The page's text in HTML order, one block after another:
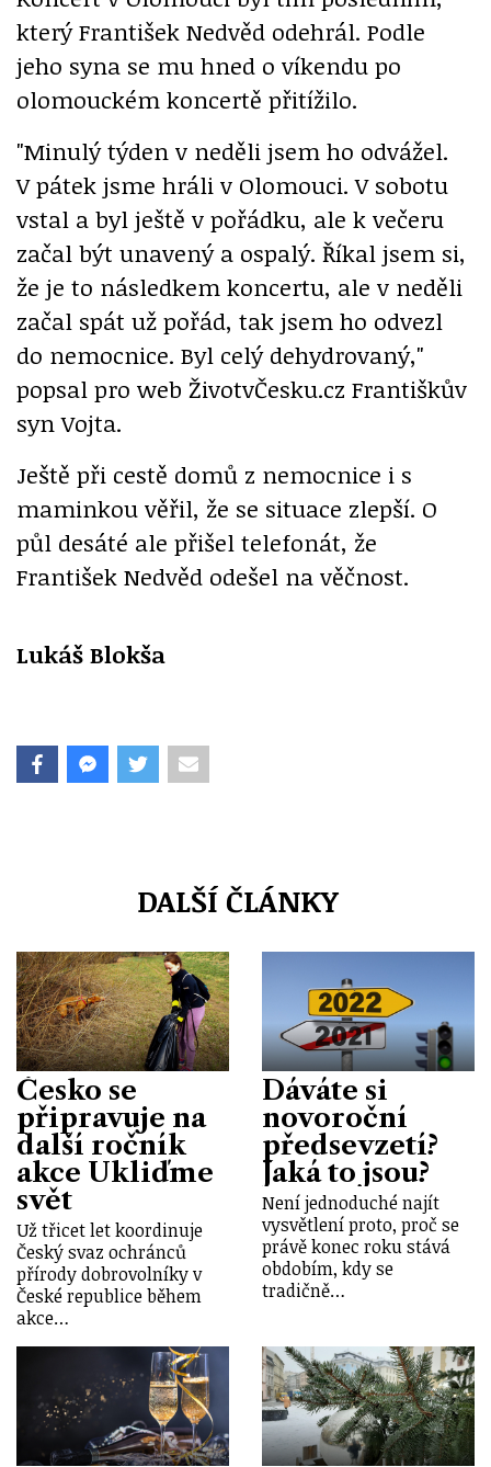
který František Nedvěd odehrál. Podle
jeho syna se mu hned o víkendu po
olomouckém koncertě přitížilo.
"Minulý týden v neděli jsem ho odvážel.
V pátek jsme hráli v Olomouci. V sobotu
vstal a byl ještě v pořádku, ale k večeru
začal být unavený a ospalý. Říkal jsem si,
že je to následkem koncertu, ale v neděli
začal spát už pořád, tak jsem ho odvezl
do nemocnice. Byl celý dehydrovaný,"
popsal pro web ŽivotvČesku.cz Františkův
syn Vojta.
Ještě při cestě domů z nemocnice i s
maminkou věřil, že se situace zlepší. O
půl desáté ale přišel telefonát, že
František Nedvěd odešel na věčnost.
Lukáš Blokša
DALŠÍ ČLÁNKY
Česko se
připravuje na
další ročník
akce Ukliďme
svět
Už třicet let koordinuje
Český svaz ochránců
přírody dobrovolníky v
České republice během
akce…
Dáváte si
novoroční
předsevzetí?
Jaká to jsou?
Není jednoduché najít
vysvětlení proto, proč se
právě konec roku stává
obdobím, kdy se
tradičně…